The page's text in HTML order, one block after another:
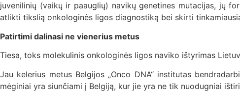
juvenilinių (vaikų ir paauglių) navikų genetines mutacijas, jų
atlikti tikslią onkologinės ligos diagnostiką bei skirti
Patirtimi dalinasi ne vienerius metus
Tiesa, toks molekulinis onkologinės ligos naviko ištyrimas
Jau kelerius metus Belgijos „Onco DNA“ institutas
mėginiai yra siunčiami į Belgiją, kur jie yra ne tik nuodugniai